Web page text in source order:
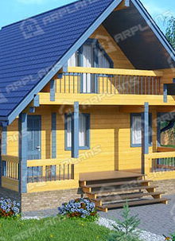
ОТПРАВИТЬ
ОТПРАВИТЬ